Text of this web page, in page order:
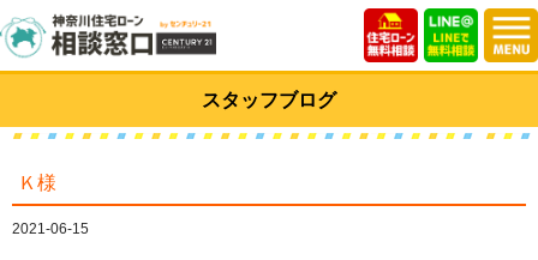
スタッフブログ
Ｋ様
2021-06-15